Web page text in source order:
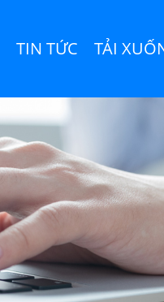
TIN TỨC TẢI